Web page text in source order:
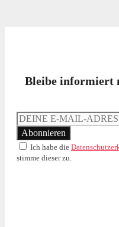
Bleibe informiert
Ich habe die
stimme dieser zu.